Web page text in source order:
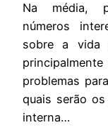
Na média,
números
sobre a vida
problemas
quais serão
interna…